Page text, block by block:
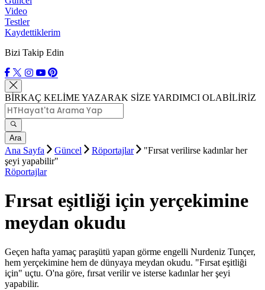
Video
Testler
Kaydettiklerim
Bizi Takip Edin
BİRKAÇ KELİME YAZARAK SİZE YARDIMCI OLABİLİRİZ
Ara
Ana Sayfa Güncel Röportajlar
"Fırsat verilirse kadınlar her
şeyi yapabilir"
Röportajlar
Fırsat eşitliği için yerçekimine
meydan okudu
Geçen hafta yamaç paraşütü yapan görme engelli Nurdeniz Tunçer,
hem yerçekimine hem de dünyaya meydan okudu. "Fırsat eşitliği
için" uçtu. O'na göre, fırsat verilir ve isterse kadınlar her şeyi
yapabilir.